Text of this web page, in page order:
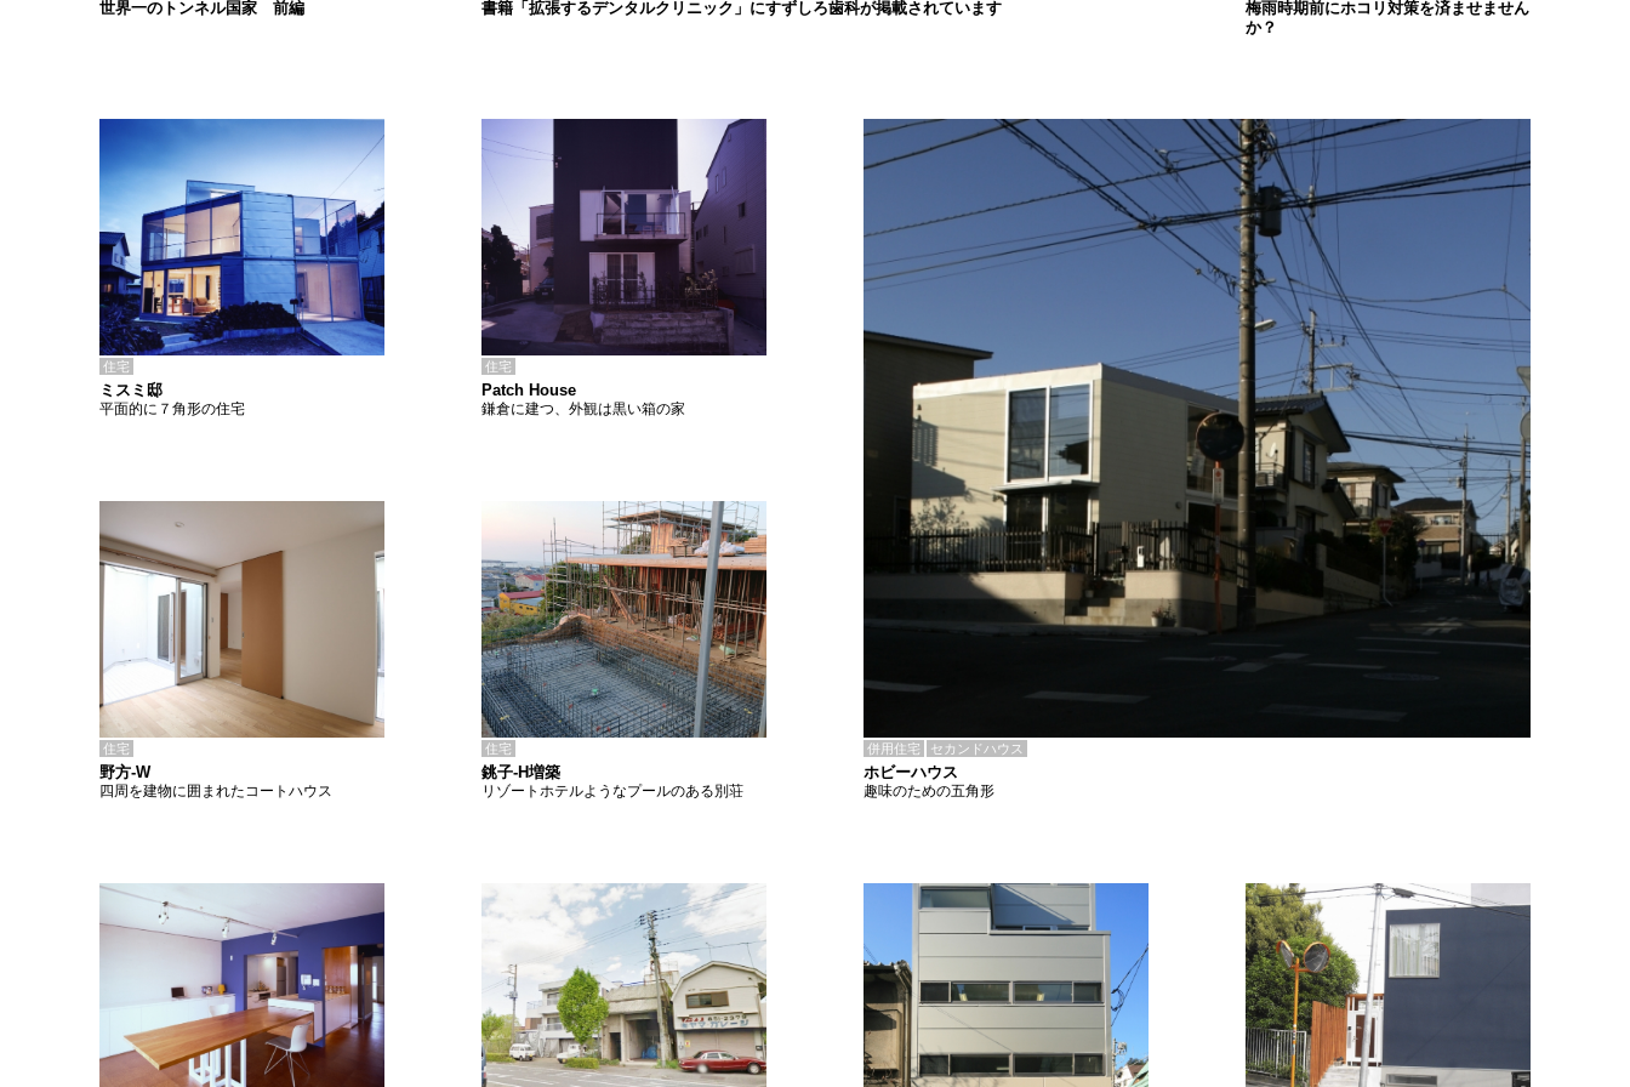
書籍「拡張するデンタルクリニック」にすずしろ歯科が掲載されています
世界一のトンネル国家 前編
梅雨時期前にホコリ対策を済ませません
か？
住宅
ミスミ邸
平面的に７角形の住宅
住宅
Patch House
鎌倉に建つ、外観は黒い箱の家
住宅
野方-W
四周を建物に囲まれたコートハウス
住宅
銚子-H増築
リゾートホテルようなプールのある別荘
併用住宅 セカンドハウス
ホビーハウス
趣味のための五角形